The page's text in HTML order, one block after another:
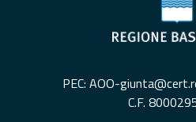
PEC: AOO-
C.F.